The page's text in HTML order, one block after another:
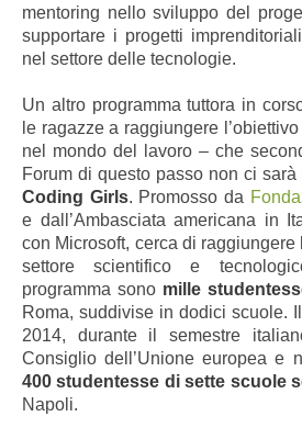
mentoring nello sviluppo del
supportare i progetti
nel settore delle tecnologie.
Un altro programma tuttora in
le ragazze a raggiungere
nel mondo del lavoro – che
Forum di questo passo non ci
Coding Girls. Promosso da
e dall’Ambasciata americana in
con Microsoft, cerca di raggiungere
settore scientifico e
programma sono mille
Roma, suddivise in dodici scuole.
2014, durante il semestre
Consiglio dell’Unione europea e
400 studentesse di sette scuole
Napoli.